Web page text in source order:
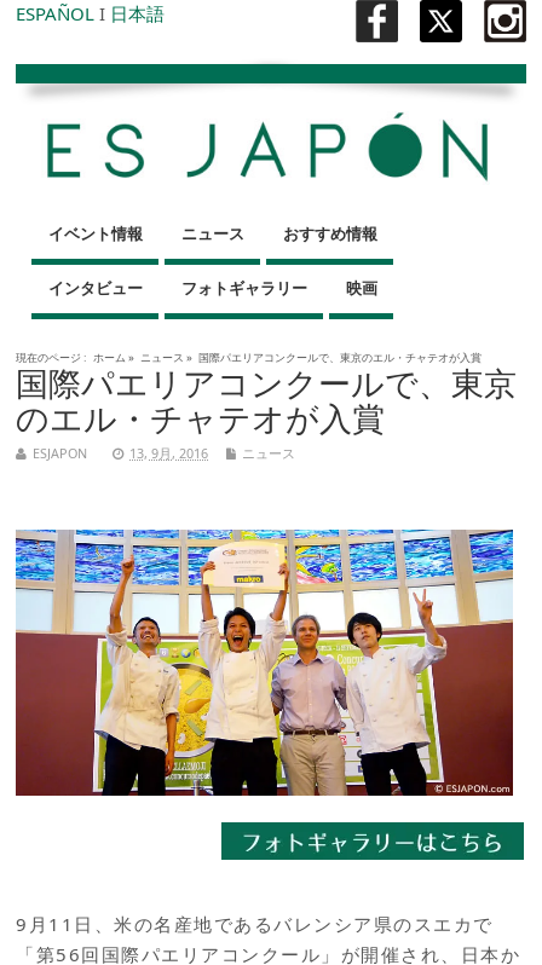
ESPAÑOL I 日本語
イベント情報 ニュース おすすめ情報
インタビュー フォトギャラリー 映画
現在のページ : ホーム » ニュース » 国際パエリアコンクールで、東京のエル・チャテオが入賞
国際パエリアコンクールで、東京
のエル・チャテオが入賞
ESJAPON 13, 9月, 2016 ニュース
9月11日、米の名産地であるバレンシア県のスエカで
「第56回国際パエリアコンクール」が開催され、日本か